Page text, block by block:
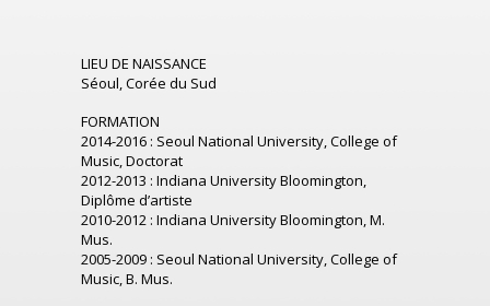
LIEU DE NAISSANCE
Séoul, Corée du Sud
FORMATION
2014-2016 : Seoul National University, College of
Music, Doctorat
2012-2013 : Indiana University Bloomington,
Diplôme d’artiste
2010-2012 : Indiana University Bloomington, M.
Mus.
2005-2009 : Seoul National University, College of
Music, B. Mus.